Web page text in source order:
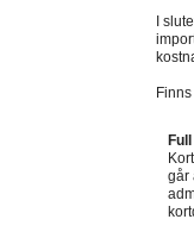
I
går